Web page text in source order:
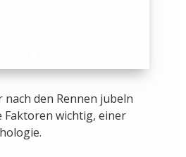
nach den Rennen jubeln
Faktoren wichtig, einer